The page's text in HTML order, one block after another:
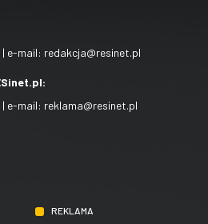
| e-mail: redakcja@resinet.pl
| e-mail: reklama@resinet.pl
REKLAMA